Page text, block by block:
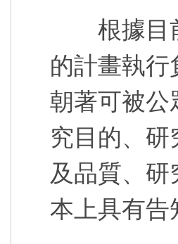
根據目前
的計畫執
朝著可被公
究目的、
及品質、
本上具有告